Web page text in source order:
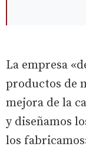
La empresa
productos de
mejora de la
y diseñamos
los